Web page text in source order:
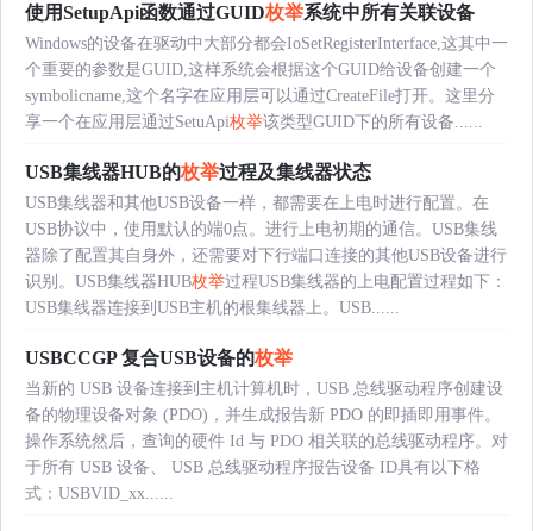
使用SetupApi函数通过GUID枚举系统中所有关联设备
Windows的设备在驱动中大部分都会IoSetRegisterInterface,这其中一
个重要的参数是GUID,这样系统会根据这个GUID给设备创建一个
symbolicname,这个名字在应用层可以通过CreateFile打开。这里分
享一个在应用层通过SetuApi枚举该类型GUID下的所有设备......
USB集线器HUB的枚举过程及集线器状态
USB集线器和其他USB设备一样，都需要在上电时进行配置。在
USB协议中，使用默认的端0点。进行上电初期的通信。USB集线
器除了配置其自身外，还需要对下行端口连接的其他USB设备进行
识别。USB集线器HUB枚举过程USB集线器的上电配置过程如下：
USB集线器连接到USB主机的根集线器上。USB......
USBCCGP 复合USB设备的枚举
当新的 USB 设备连接到主机计算机时，USB 总线驱动程序创建设
备的物理设备对象 (PDO)，并生成报告新 PDO 的即插即用事件。
操作系统然后，查询的硬件 Id 与 PDO 相关联的总线驱动程序。对
于所有 USB 设备、 USB 总线驱动程序报告设备 ID具有以下格
式：USBVID_xx......